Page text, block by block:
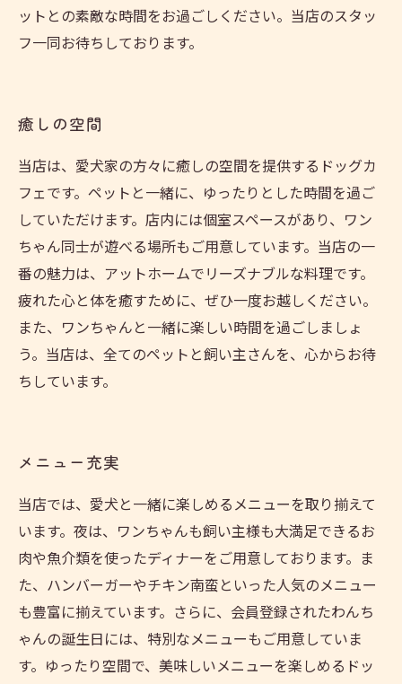
ットとの素敵な時間をお過ごしください。当店のスタッ
フ一同お待ちしております。
癒しの空間
当店は、愛犬家の方々に癒しの空間を提供するドッグカ
フェです。ペットと一緒に、ゆったりとした時間を過ご
していただけます。店内には個室スペースがあり、ワン
ちゃん同士が遊べる場所もご用意しています。当店の一
番の魅力は、アットホームでリーズナブルな料理です。
疲れた心と体を癒すために、ぜひ一度お越しください。
また、ワンちゃんと一緒に楽しい時間を過ごしましょ
う。当店は、全てのペットと飼い主さんを、心からお待
ちしています。
メニュー充実
当店では、愛犬と一緒に楽しめるメニューを取り揃えて
います。夜は、ワンちゃんも飼い主様も大満足できるお
肉や魚介類を使ったディナーをご用意しております。ま
た、ハンバーガーやチキン南蛮といった人気のメニュー
も豊富に揃えています。さらに、会員登録されたわんち
ゃんの誕生日には、特別なメニューもご用意していま
す。ゆったり空間で、美味しいメニューを楽しめるドッ